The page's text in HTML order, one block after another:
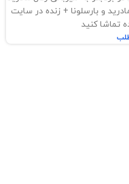
و بارسلونا + زنده در سایت
تماشا کنید